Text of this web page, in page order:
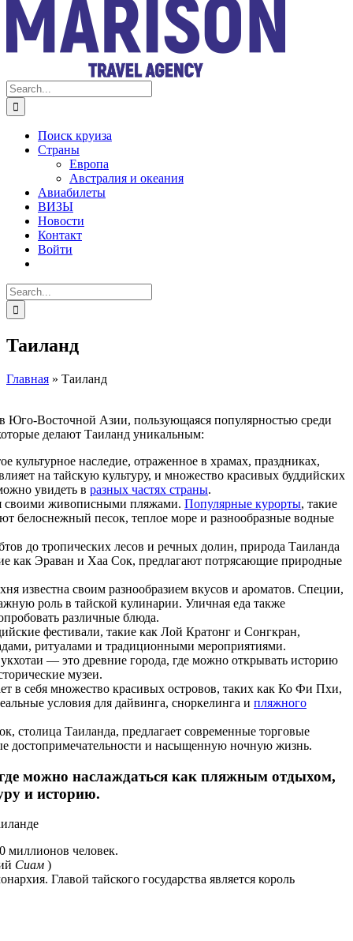
Search
for:
Поиск круиза
Страны
Европа
Австралия и океания
Авиабилеты
ВИЗЫ
Новости
Контакт
Войти
Search
for:
Таиланд
Главная » Таиланд
Юго-Восточной Азии, пользующаяся популярностью среди
делают Таиланд уникальным:
культурное наследие, отраженное в храмах, праздниках,
на тайскую культуру, и множество красивых буддийских
увидеть в разных частях страны.
своими живописными пляжами. Популярные курорты, такие
белоснежный песок, теплое море и разнообразные водные
до тропических лесов и речных долин, природа Таиланда
как Эраван и Хаа Сок, предлагают потрясающие природные
известна своим разнообразием вкусов и ароматов. Специи,
роль в тайской кулинарии. Уличная еда также
различные блюда.
фестивали, такие как Лой Кратонг и Сонгкран,
ритуалами и традиционными мероприятиями.
— это древние города, где можно открывать историю
музеи.
в себя множество красивых островов, таких как Ко Фи Пхи,
условия для дайвинга, сноркелинга и пляжного
столица Таиланда, предлагает современные торговые
достопримечательности и насыщенную ночную жизнь.
можно наслаждаться как пляжным отдыхом,
и историю.
миллионов человек.
Сиам )
Главой тайского государства является король